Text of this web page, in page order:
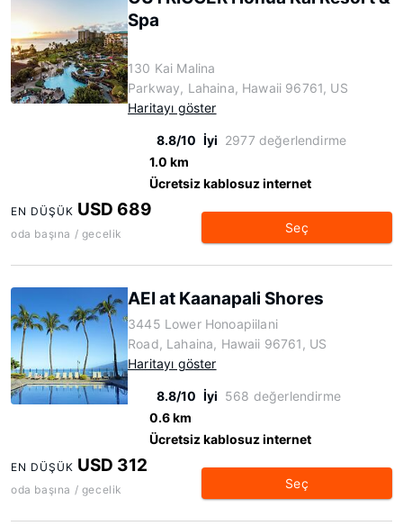
Spa
130 Kai Malina
Parkway, Lahaina, Hawaii 96761, US
Haritayı göster
8.8/10 İyi 2977 değerlendirme
1.0 km
Ücretsiz kablosuz internet
EN DÜŞÜK USD 689
oda başına / gecelik Seç
AEI at Kaanapali Shores
3445 Lower Honoapiilani
Road, Lahaina, Hawaii 96761, US
Haritayı göster
8.8/10 İyi 568 değerlendirme
0.6 km
Ücretsiz kablosuz internet
EN DÜŞÜK USD 312
oda başına / gecelik Seç